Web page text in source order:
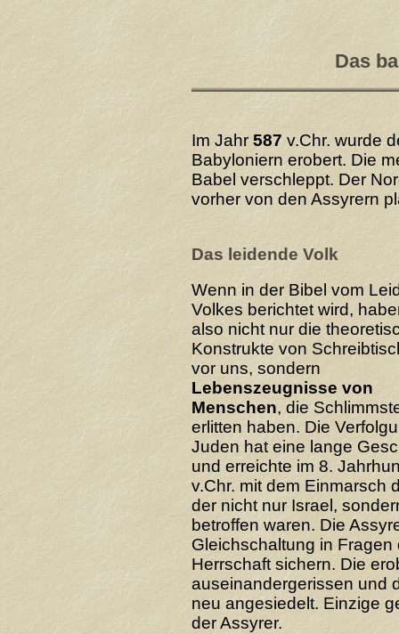
Das
Im Jahr 587 v.Chr. wurde
Babyloniern erobert. Die
Babel verschleppt. Der
vorher von den Assyrern
Das leidende Volk
Wenn in der Bibel vom
Volkes berichtet wird,
also nicht nur die
Konstrukte von
vor uns, sondern
Lebenszeugnisse von
Menschen, die
erlitten haben. Die
Juden hat eine lange
und erreichte im 8.
v.Chr. mit dem Einmarsch
der nicht nur Israel,
betroffen waren. Die
Gleichschaltung in
Herrschaft sichern. Die
auseinandergerissen und
neu angesiedelt. Einzige
der Assyrer.